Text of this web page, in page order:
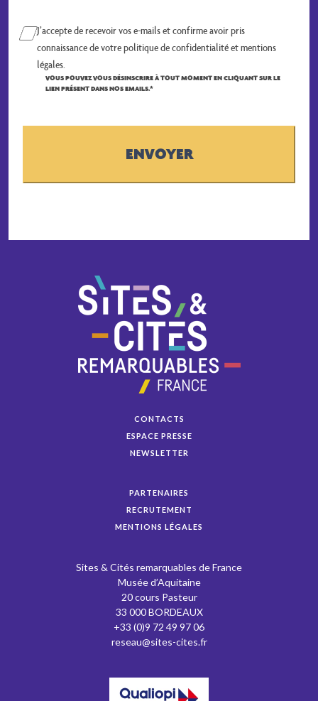
Case
cocher(Nécessaire)
J’accepte de recevoir vos e-mails et confirme avoir pris
connaissance de votre politique de confidentialité et mentions
légales.
VOUS POUVEZ VOUS DÉSINSCRIRE À TOUT MOMENT EN CLIQUANT SUR LE
LIEN PRÉSENT DANS NOS EMAILS.*
CONTACTS
ESPACE PRESSE
NEWSLETTER
PARTENAIRES
RECRUTEMENT
MENTIONS LÉGALES
Sites & Cités remarquables de France
Musée d’Aquitaine
20 cours Pasteur
33 000 BORDEAUX
+33 (0)9 72 49 97 06
reseau@sites-cites.fr